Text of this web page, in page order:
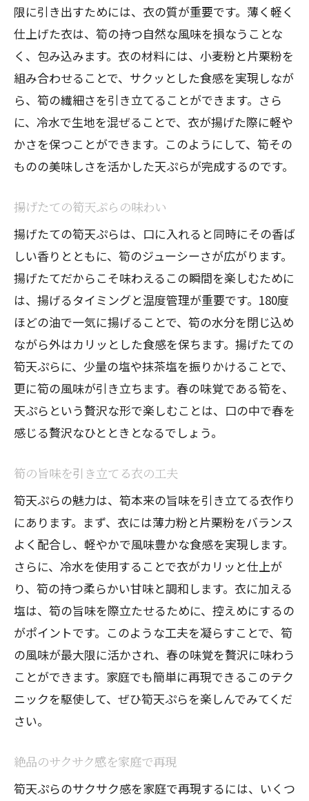
限に引き出すためには、衣の質が重要です。薄く軽く
仕上げた衣は、筍の持つ自然な風味を損なうことな
く、包み込みます。衣の材料には、小麦粉と片栗粉を
組み合わせることで、サクッとした食感を実現しなが
ら、筍の繊細さを引き立てることができます。さら
に、冷水で生地を混ぜることで、衣が揚げた際に軽や
かさを保つことができます。このようにして、筍その
ものの美味しさを活かした天ぷらが完成するのです。
揚げたての筍天ぷらの味わい
揚げたての筍天ぷらは、口に入れると同時にその香ば
しい香りとともに、筍のジューシーさが広がります。
揚げたてだからこそ味わえるこの瞬間を楽しむために
は、揚げるタイミングと温度管理が重要です。180度
ほどの油で一気に揚げることで、筍の水分を閉じ込め
ながら外はカリッとした食感を保ちます。揚げたての
筍天ぷらに、少量の塩や抹茶塩を振りかけることで、
更に筍の風味が引き立ちます。春の味覚である筍を、
天ぷらという贅沢な形で楽しむことは、口の中で春を
感じる贅沢なひとときとなるでしょう。
筍の旨味を引き立てる衣の工夫
筍天ぷらの魅力は、筍本来の旨味を引き立てる衣作り
にあります。まず、衣には薄力粉と片栗粉をバランス
よく配合し、軽やかで風味豊かな食感を実現します。
さらに、冷水を使用することで衣がカリッと仕上が
り、筍の持つ柔らかい甘味と調和します。衣に加える
塩は、筍の旨味を際立たせるために、控えめにするの
がポイントです。このような工夫を凝らすことで、筍
の風味が最大限に活かされ、春の味覚を贅沢に味わう
ことができます。家庭でも簡単に再現できるこのテク
ニックを駆使して、ぜひ筍天ぷらを楽しんでみてくだ
さい。
絶品のサクサク感を家庭で再現
筍天ぷらのサクサク感を家庭で再現するには、いくつ